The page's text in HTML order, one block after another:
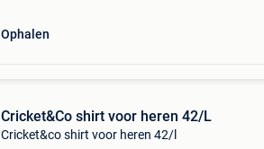
Ophalen
Cricket&Co shirt voor heren 42/L
Cricket&co shirt voor heren 42/l